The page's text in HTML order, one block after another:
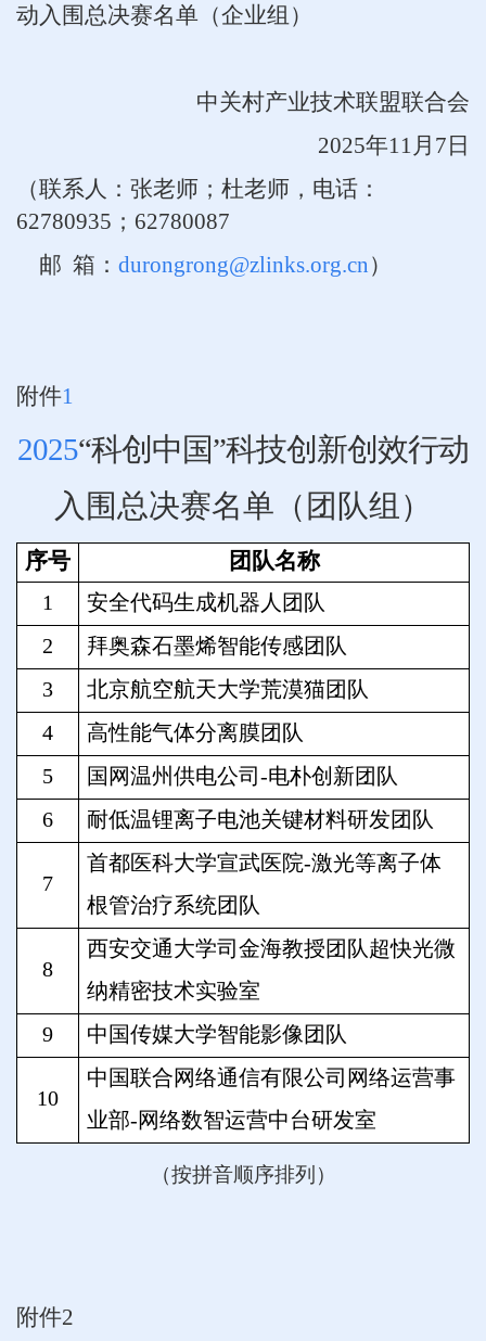
动入围总决赛名单（企业组）
中关村产业技术联盟联合会
2025年11月7日
（联系人：张老师；杜老师，电话：
62780935；62780087
邮 箱： durongrong@zlinks.org.cn）
附件1
2025“科创中国”科技创新创效行动
入围总决赛名单 （团队组）
序号 团队名称
1
安全代码生成机器人团队
2
拜奥森石墨烯智能传感团队
3
北京航空航天大学荒漠猫团队
4
高性能气体分离膜团队
5
国网温州供电公司-电朴创新团队
6
耐低温锂离子电池关键材料研发团队
7
首都医科大学宣武医院-激光等离子体
根管治疗系统团队
8
西安交通大学司金海教授团队超快光微
纳精密技术实验室
9
中国传媒大学智能影像团队
10
中国联合网络通信有限公司网络运营事
业部-网络数智运营中台研发室
（按拼音顺序排列）
附件2